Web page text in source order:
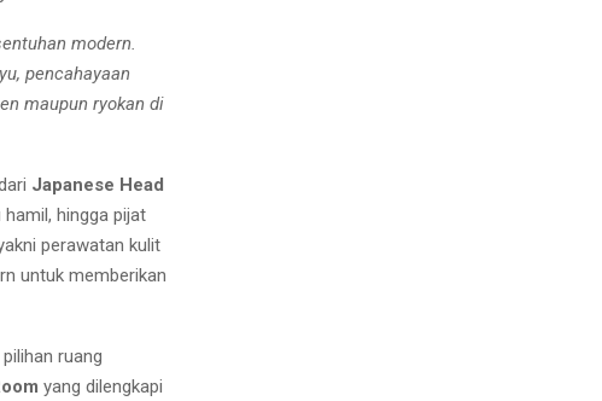
modern.
pencahayaan
maupun ryokan di
Japanese Head
hingga pijat
perawatan kulit
untuk memberikan
ruang
yang dilengkapi